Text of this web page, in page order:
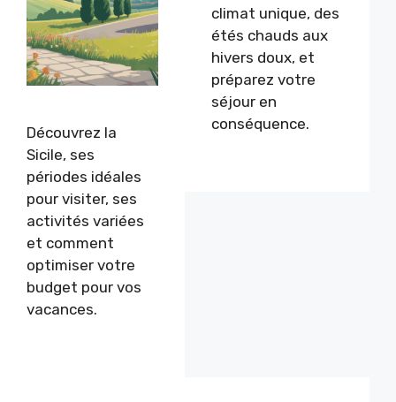
Découvrez la
Sicile, ses
périodes idéales
pour visiter, ses
activités variées
et comment
optimiser votre
budget pour vos
vacances.
climat unique, des
étés chauds aux
hivers doux, et
préparez votre
séjour en
conséquence.